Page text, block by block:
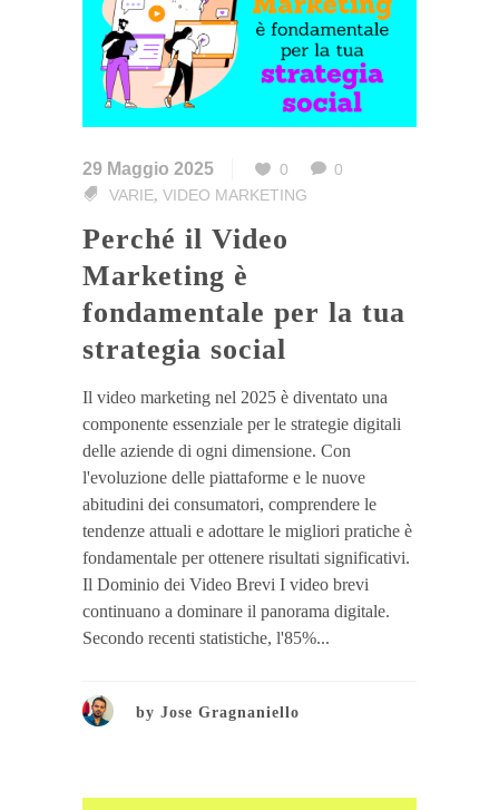
29 Maggio 2025 0
0
VARIE, VIDEO MARKETING
Perché il Video
Marketing è
fondamentale per la tua
strategia social
Il video marketing nel 2025 è diventato una
componente essenziale per le strategie digitali
delle aziende di ogni dimensione. Con
l'evoluzione delle piattaforme e le nuove
abitudini dei consumatori, comprendere le
tendenze attuali e adottare le migliori pratiche è
fondamentale per ottenere risultati significativi.
Il Dominio dei Video Brevi I video brevi
continuano a dominare il panorama digitale.
Secondo recenti statistiche, l'85%...
by Jose Gragnaniello